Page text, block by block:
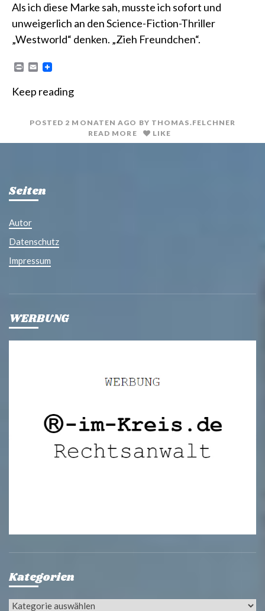
Als ich diese Marke sah, musste ich sofort und
unweigerlich an den Science-Fiction-Thriller
„Westworld“ denken. „Zieh Freundchen“.
P
n
E
i
Keep reading
POSTED 2 MONATEN AGO BY THOMAS.FELCHNER
READ MORE
LIKE
Seiten
Autor
Datenschutz
Impressum
WERBUNG
Kategorien
Kategorien